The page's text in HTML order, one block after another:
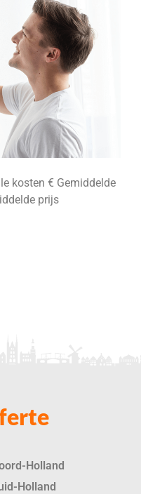
€ Gemiddelde
prijs
Holland
Holland